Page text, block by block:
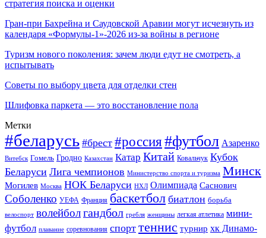
стратегия поиска и оценки
Гран-при Бахрейна и Саудовской Аравии могут исчезнуть из
календаря «Формулы-1»-2026 из-за войны в регионе
Туризм нового поколения: зачем люди едут не смотреть, а
испытывать
Советы по выбору цвета для отделки стен
Шлифовка паркета — это восстановление пола
Метки
#беларусь #брест #россия#футбол Азаренко
Витебск Гомель Гродно Казахстан Катар Китай Ковальчук Кубок
Беларуси Лига чемпионов Министерство спорта и туризма Минск
Могилев Москва НОК Беларуси НХЛ Олимпиада Саснович
Соболенко УЕФА Франция баскетбол биатлон борьба
велоспорт волейболгандбол гребля женщины легкая атлетика мини-
футбол плавание соревнования спорт теннис турнир хк Динамо-